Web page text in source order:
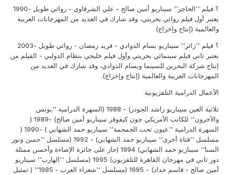
؟ فيلم‮ ''‬الحاجز‮'' ‬سيناريو أمين صالح‮ - ‬علي‮ ‬الشرقاوي‮ - ‬روائي‮ ‬طويل‮ ‬1990‮ -
‬يعتبر أول فيلم روائي‮ ‬بحريني،‮ ‬وقد شارك في‮ ‬العديد من المهرجانات العربية
والعالمية‮ (‬إنتاج وإخراج‮).‬
؟ فيلم‮ ''‬زائر‮'' ‬سيناريو بسام الذوادي‮ - ‬فريد رمضان‮ - ‬روائي‮ ‬طويل‮ ‬2003‮ -
‬يعتبر ثاني‮ ‬فيلم سينمائي‮ ‬بحريني‮ ‬وأول فيلم خليجي‮ ‬بنظام الدولبي‮ - ‬الفيلم من
إنتاج شركة البحرين للسينما وبسام الذوادي،‮ ‬وقد شارك في‮ ‬العديد من
المهرجانات العربية والعالمية‮ (‬إنتاج وإخراج‮).‬
الأعمال الدرامية التلفزيونية
ثلاثية العين سيناريو راشد الجودر‮ (‬1988‮) - ‬السهرة الدرامية‮ ''‬يونس
والآخرون‮'' ‬للكاتب الأمريكي‮ ‬جون كيفوفر سيناريو أمين صالح‮ (‬1989‮) -
‬السهرة الدرامية‮ ''‬عيون تحت الجمجمة‮'' ‬سيناريو حمد الشهابي‮ ( ‬1990‮ ) -
‬مسلسل‮ ''‬فتاة أخرى‮'' ‬سيناريو حمد الشهابي‮ (‬1992‮) - ‬مسلسل‮ ''‬حسن ونور
السنا‮'' ‬سيناريو حمد الشهابي‮ (‬1994‮) ‬حاز على جائزة الإضاءة وأحسن ممثلة
دور ثاني‮ ‬في‮ ‬مهرجان القاهرة للتلفزيون‮ (‬1995‮) ‬مسلسل‮ ''‬الهارب‮'' ‬سيناريو